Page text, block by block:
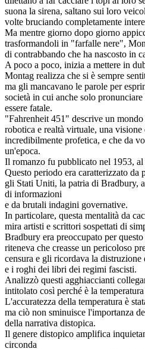
suona la sirena, saltano sui loro
volte bruciando completamente
Ma mentre giorno dopo giorno
trasformandoli in "farfalle nere",
di contrabbando che ha nascosto in
A poco a poco, inizia a mettere in
Montag realizza che si è sempre
ma gli mancavano le parole per
società in cui anche solo
essere fatale.
"Fahrenheit 451" descrive un
robotica e realtà virtuale, una visione
incredibilmente profetica, e che da
un'epoca.
Il romanzo fu pubblicato nel 1953,
Questo periodo era caratterizzato da
gli Stati Uniti, la patria di Bradbury,
di informazioni
e da brutali indagini governative.
In particolare, questa mentalità da
mira artisti e scrittori sospettati di
Bradbury era preoccupato per
riteneva che creasse un pericoloso
censura e gli ricordava la
e i roghi dei libri dei regimi fascisti.
Analizzò questi agghiaccianti
intitolato così perché è la
L'accuratezza della temperatura è
ma ciò non sminuisce l'importanza
della narrativa distopica.
Il genere distopico amplifica
circonda